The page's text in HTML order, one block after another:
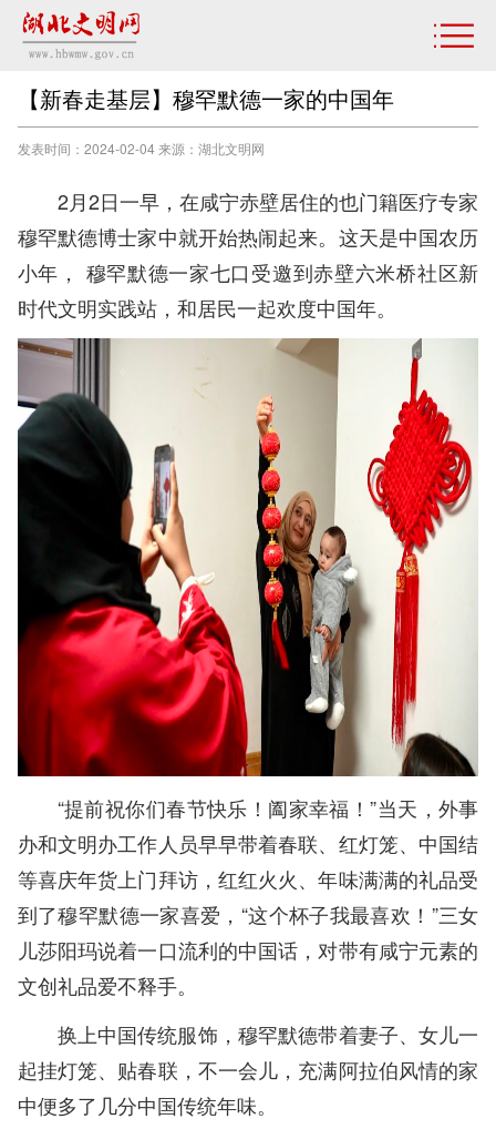
【新春走基层】穆罕默德一家的中国年
发表时间：2024-02-04 来源：湖北文明网
2月2日一早，在咸宁赤壁居住的也门籍医疗专家
穆罕默德博士家中就开始热闹起来。这天是中国农历
小年， 穆罕默德一家七口受邀到赤壁六米桥社区新
时代文明实践站，和居民一起欢度中国年。
“提前祝你们春节快乐！阖家幸福！”当天，外事
办和文明办工作人员早早带着春联、红灯笼、中国结
等喜庆年货上门拜访，红红火火、年味满满的礼品受
到了穆罕默德一家喜爱，“这个杯子我最喜欢！”三女
儿莎阳玛说着一口流利的中国话，对带有咸宁元素的
文创礼品爱不释手。
换上中国传统服饰，穆罕默德带着妻子、女儿一
起挂灯笼、贴春联，不一会儿，充满阿拉伯风情的家
中便多了几分中国传统年味。